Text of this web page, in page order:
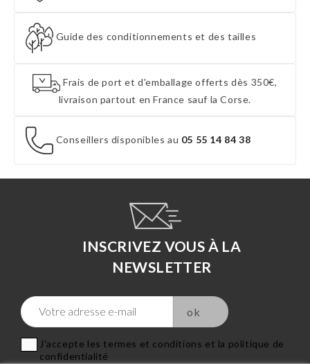
Guide des conditionnements et des tailles
Frais de port et d'emballage offerts dès 350€,
livraison partout en France sauf la Corse.
Conseillers disponibles au 05 55 14 84 38
INSCRIVEZ VOUS À LA
NEWSLETTER
J'accepte les termes et conditions et la politique de
confidentialité